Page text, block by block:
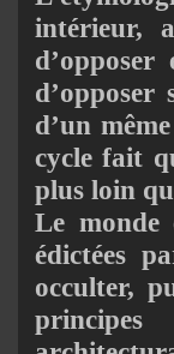
intérieur,
d’opposer
d’un
cycle fait
plus loin
Le monde
édictées
occulter,